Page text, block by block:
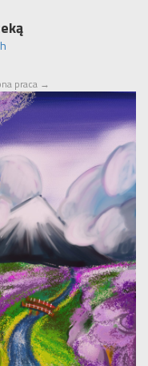
praca →